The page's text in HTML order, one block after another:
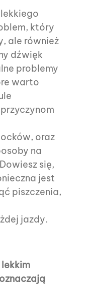
który
ale również
dźwięk
problemy
warto
oraz
na
się,
jest
piszczenia,
jazdy.